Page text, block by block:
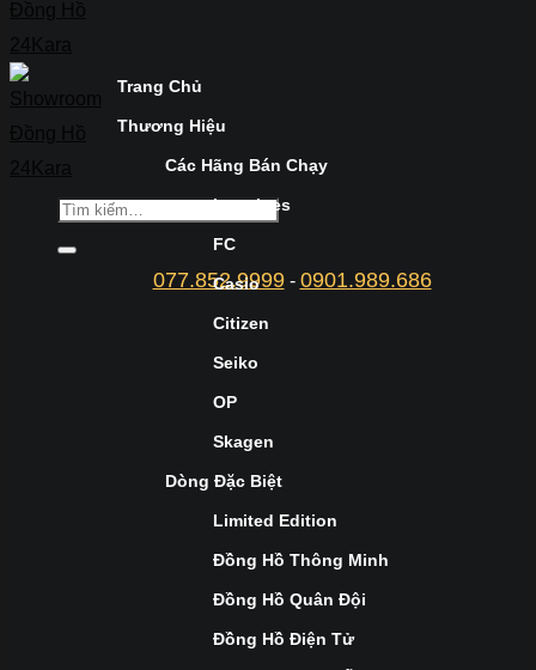
077.852.9999- 0901.989.686
Trang Chủ
Thương Hiệu
Các Hãng Bán Chạy
Longines
FC
Casio
Citizen
Seiko
OP
Skagen
Dòng Đặc Biệt
Limited Edition
Đồng Hồ Thông Minh
Đồng Hồ Quân Đội
Đồng Hồ Điện Tử